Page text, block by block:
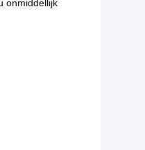
onmiddellijk